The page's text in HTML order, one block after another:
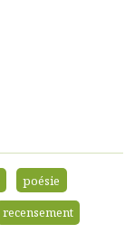
poésie
recensement